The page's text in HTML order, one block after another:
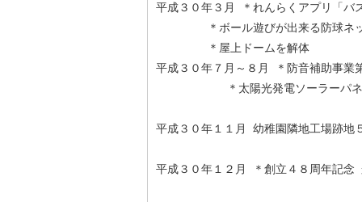
平成３０年３月 ＊れんらくアプリ「バ
＊ボール遊びが出来る防球ネッ
＊屋上ドームを解体
平成３０年７月～８月 ＊防音補助事業
＊太陽光発電ソーラーパネ
平成３０年１１月 幼稚園隣地工場跡地
平成３０年１２月 ＊創立４８周年記念